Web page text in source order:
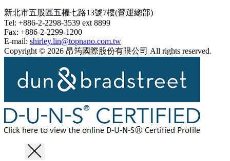
新北市五股區五權七路13號7樓(營運總部)
Tel: +886-2-2298-3539 ext 8899
Fax: +886-2-2299-1200
E-mail: shirley.lin@topnano.com.tw
Copyright © 2026 昂筠國際股份有限公司 All rights reserved.